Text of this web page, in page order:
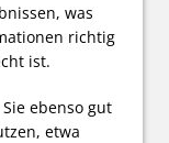
was
richtig
ist.
ebenso gut
etwa